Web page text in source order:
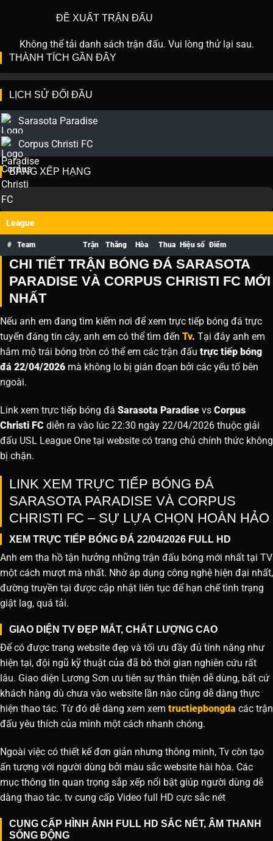
ĐỀ XUẤT TRẬN ĐẤU
Không thể tải danh sách trận đấu. Vui lòng thử lại sau.
THÀNH TÍCH GẦN ĐÂY
LỊCH SỬ ĐỐI ĐẦU
Sarasota Paradise
Corpus Christi FC
BẢNG XẾP HẠNG
League
# Team Trận Thắng Hòa Thua Hiệu số Điểm
CHI TIẾT TRẬN BÓNG ĐÁ SARASOTA
PARADISE VÀ CORPUS CHRISTI FC MỚI
NHẤT
Nếu anh em đang tìm kiếm nơi để xem trực tiếp bóng đá trực
tuyến đáng tin cậy, anh em có thể tìm đến Tv. Tại đây anh em
hâm mộ trái bóng tròn có thể em các trận đấu trực tiếp bóng
đá 22/04/2026 mà không lo bị gián đoạn bởi các yếu tố bên
ngoài.
Link xem trực tiếp bóng đá Sarasota Paradise vs Corpus
Christi FC diễn ra vào lúc 22:30 ngày 22/04/2026 thuộc giải
đấu USL League One tại website có trang chủ chính thức không
bị chặn.
LINK XEM TRỰC TIẾP BÓNG ĐÁ
SARASOTA PARADISE VÀ CORPUS
CHRISTI FC – SỰ LỰA CHỌN HOÀN HẢO
XEM TRỰC TIẾP BÓNG ĐÁ 22/04/2026 FULL HD
Anh em tha hồ tận hưởng những trận đấu bóng mới nhất tại TV
một cách mượt mà nhất. Nhờ áp dụng công nghệ hiện đại nhất,
đường truyền tại được cập nhật liên tục để hạn chế tình trạng
giật lag, quá tải.
GIAO DIỆN TV ĐẸP MẮT, CHẤT LƯỢNG CAO
Để có được trang website đẹp và tối ưu đầy đủ tính năng như
hiện tại, đội ngũ kỹ thuật của đã bỏ thời gian nghiên cứu rất
lâu. Giao diện Lương Sơn ưu tiên sự thân thiện dễ dùng, bất cứ
khách hàng dù chưa vào website lần nào cũng dễ dàng thực
hiện thao tác. Từ đó dễ dàng xem xem tructiepbongda các trận
đấu yêu thích của mình một cách nhanh chóng.
Ngoài việc có thiết kế đơn giản nhưng thông minh, Tv còn tạo
ấn tượng với người dùng bởi màu sắc website hài hòa. Các
mục thông tin quan trọng sắp xếp nổi bật giúp người dùng dễ
dàng thao tác. tv cung cấp Video full HD cực sắc nét
CUNG CẤP HÌNH ẢNH FULL HD SẮC NÉT, ÂM THANH
SỐNG ĐỘNG